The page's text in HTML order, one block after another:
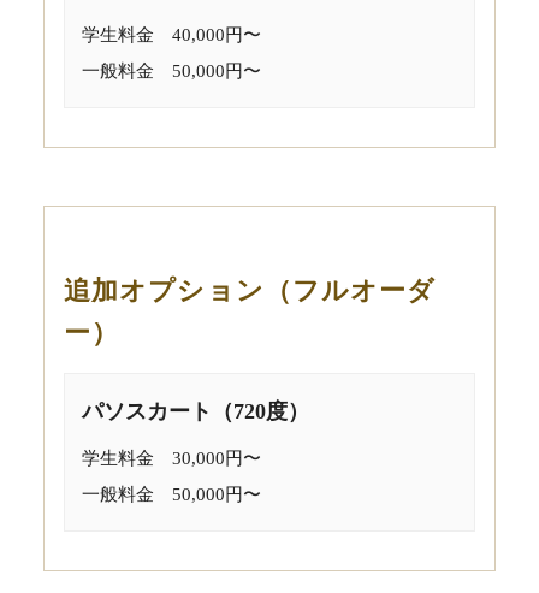
学生料金 40,000円〜
一般料金 50,000円〜
追加オプション（フルオーダ
ー）
パソスカート（720度）
学生料金 30,000円〜
一般料金 50,000円〜